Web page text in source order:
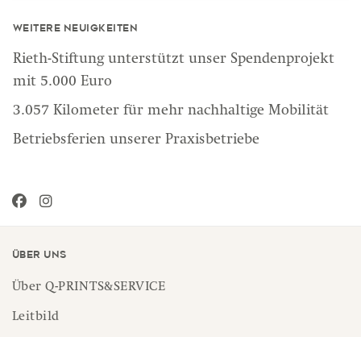
Weitere Neuigkeiten
Rieth-Stiftung unterstützt unser Spendenprojekt
mit 5.000 Euro
3.057 Kilometer für mehr nachhaltige Mobilität
Betriebsferien unserer Praxisbetriebe
Über uns
Über Q-PRINTS&SERVICE
Leitbild